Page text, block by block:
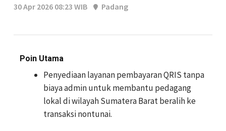
30 Apr 2026 08:23 WIB
Padang
Poin Utama
Penyediaan layanan pembayaran QRIS tanpa
biaya admin untuk membantu pedagang
lokal di wilayah Sumatera Barat beralih ke
transaksi nontunai.